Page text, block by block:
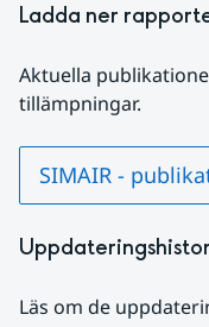
Ladda ner
Aktuella
tillämpningar.
SIMAIR -
Läs om de